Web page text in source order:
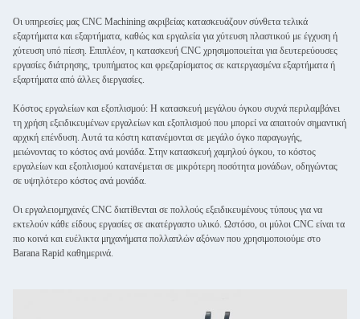
Οι υπηρεσίες μας CNC Machining ακριβείας κατασκευάζουν σύνθετα τελικά
εξαρτήματα και εξαρτήματα, καθώς και εργαλεία για χύτευση πλαστικού με έγχυση ή
χύτευση υπό πίεση. Επιπλέον, η κατασκευή CNC χρησιμοποιείται για δευτερεύουσες
εργασίες διάτρησης, τρυπήματος και φρεζαρίσματος σε κατεργασμένα εξαρτήματα ή
εξαρτήματα από άλλες διεργασίες.
Κόστος εργαλείων και εξοπλισμού: Η κατασκευή μεγάλου όγκου συχνά περιλαμβάνει
τη χρήση εξειδικευμένων εργαλείων και εξοπλισμού που μπορεί να απαιτούν σημαντική
αρχική επένδυση. Αυτά τα κόστη κατανέμονται σε μεγάλο όγκο παραγωγής,
μειώνοντας το κόστος ανά μονάδα. Στην κατασκευή χαμηλού όγκου, το κόστος
εργαλείων και εξοπλισμού κατανέμεται σε μικρότερη ποσότητα μονάδων, οδηγώντας
σε υψηλότερο κόστος ανά μονάδα.
Οι εργαλειομηχανές CNC διατίθενται σε πολλούς εξειδικευμένους τύπους για να
εκτελούν κάθε είδους εργασίες σε ακατέργαστο υλικό. Ωστόσο, οι μύλοι CNC είναι τα
πιο κοινά και ευέλικτα μηχανήματα πολλαπλών αξόνων που χρησιμοποιούμε στο
Barana Rapid καθημερινά.